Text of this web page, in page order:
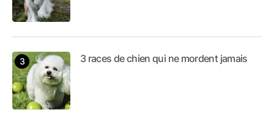
lecteurs.
3 races de chien qui ne mordent jamais